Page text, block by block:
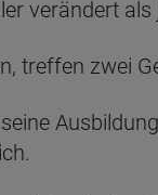
verändert
treffen zwei